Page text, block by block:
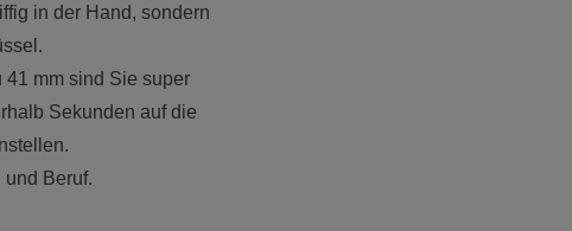
in der Hand, sondern
mm sind Sie super
Sekunden auf die
und Beruf.